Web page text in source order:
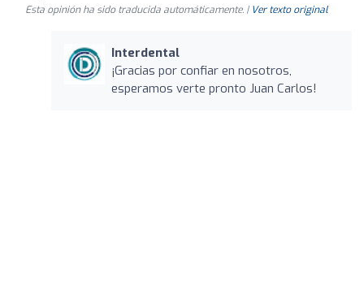
Esta opinión ha sido traducida automáticamente. | Ver texto original
Interdental
¡Gracias por confiar en nosotros,
esperamos verte pronto Juan Carlos!